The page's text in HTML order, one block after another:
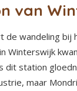
van
de wandeling bij
Winterswijk
dit station
maar